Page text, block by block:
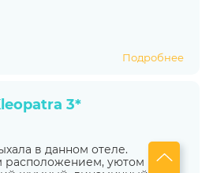
Подробнее
3*
в данном отеле.
уютом и